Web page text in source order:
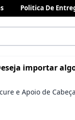
Politica De
importar
e Apoio de